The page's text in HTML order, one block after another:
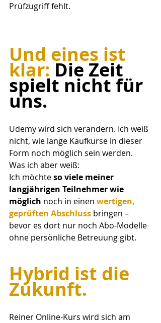
Prüfzugriff fehlt.
Und eines ist
klar: Die Zeit
spielt nicht für
uns.
Udemy wird sich verändern. Ich weiß
nicht, wie lange Kaufkurse in dieser
Form noch möglich sein werden.
Was ich aber weiß:
Ich möchte so viele meiner
langjährigen Teilnehmer wie
möglich noch in einen wertigen,
geprüften Abschluss bringen –
bevor es dort nur noch Abo-Modelle
ohne persönliche Betreuung gibt.
Hybrid ist die
Zukunft.
Reiner Online-Kurs wird sich am